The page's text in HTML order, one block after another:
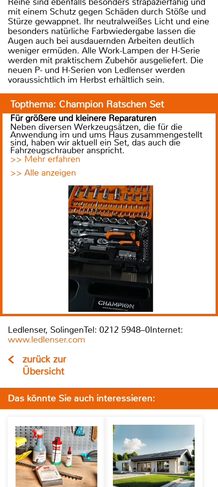
mit einem Schutz gegen Schäden durch Stöße und
Stürze gewappnet. Ihr neutralweißes Licht und eine
besonders natürliche Farbwiedergabe lassen die
Augen auch bei ausdauernden Arbeiten deutlich
weniger ermüden. Alle Work-Lampen der H-Serie
werden mit praktischem Zubehör ausgeliefert. Die
neuen P- und H-Serien von Ledlenser werden
voraussichtlich im Herbst erhältlich sein.
Topthema: Champion Ratschen Set
Für größere und kleinere Reparaturen
Neben diversen Werkzeugsätzen, die für die
Anwendung im und ums Haus zusammengestellt
sind, haben wir aktuell ein Set, das auch die
Fahrzeugschrauber anspricht.
>> Mehr erfahren
>> Alle anzeigen
Ledlenser, SolingenTel: 0212 5948–0Internet:
www.ledlenser.com
zurück zur
Übersicht
Das könnte Sie auch interessieren: